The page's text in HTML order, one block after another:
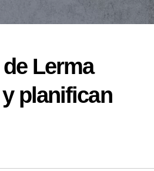
Lerma
planifican